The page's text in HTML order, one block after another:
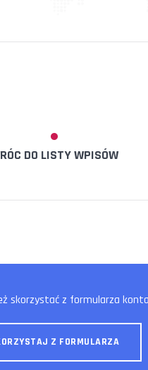
DO LISTY WPISÓW
skorzystać z formularza
Z FORMULARZA